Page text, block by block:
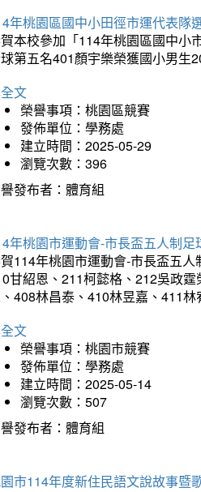
年桃園區國中小田徑市運代表隊
本校參加「114年桃園區國中小
第五名401顏宇樂榮獲國小男生
文
榮譽事項：桃園區競賽
發佈單位：學務處
建立時間：2025-05-29
瀏覽次數：396
發布者：體育組
年桃園市運動會-市長盃五人制
114年桃園市運動會-市長盃五
甘紹恩、211柯懿格、212吳政
408林昌泰、410林昱嘉、411
文
榮譽事項：桃園市競賽
發佈單位：學務處
建立時間：2025-05-14
瀏覽次數：507
發布者：體育組
市114年度新住民語文說故事暨